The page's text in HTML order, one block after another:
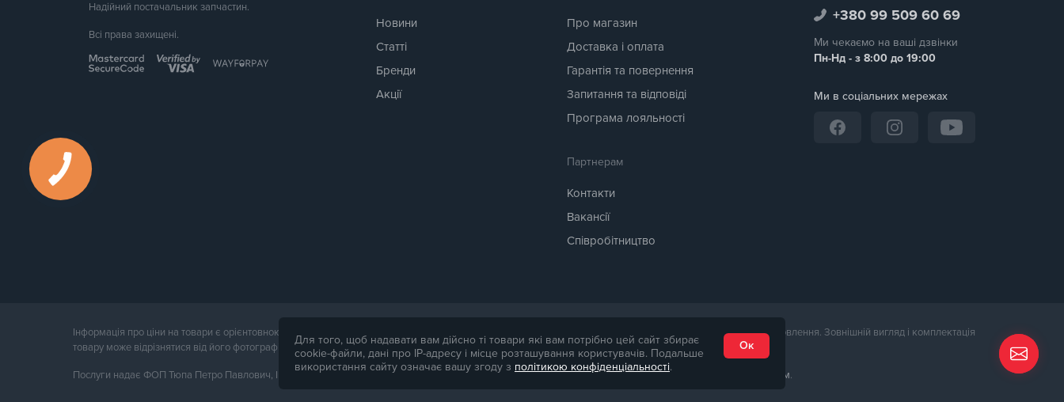
Новини
Статті
Бренди
Акції
Про магазин
Доставка і оплата
Гарантія та повернення
Запитання та відповіді
Програма лояльності
Партнерам
Контакти
Вакансії
Співробітництво
+380 99 509 60 69
Ми чекаємо на ваші дзвінки
Пн-Нд - з 8:00 до 19:00
Ми в соціальних мережах
Надійний постачальник запчастин.
Всі права захищені.
Інформація про ціни на товари є орієнтовною і надається для довідки. Точна вартість товару буде названа менеджером магазину при підтвердження замовлення. Зовнішній вигляд і комплектація
товару може відрізнятися від його фотографії.
Послуги надає ФОП Тюпа Петро Павлович, ІПН 2770105454. Політика конфіденційності доступна запосиланням. Публічна оферта доступна за посиланням.
Для того, щоб надавати вам дійсно ті товари які вам потрібно цей сайт збирає
cookie-файли, дані про IP-адресу і місце розташування користувачів. Подальше
використання сайту означає вашу згоду з політикою конфіденціальності.
Ок